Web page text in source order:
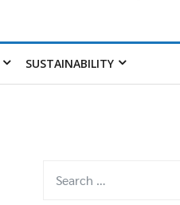
SUSTAINABILITY